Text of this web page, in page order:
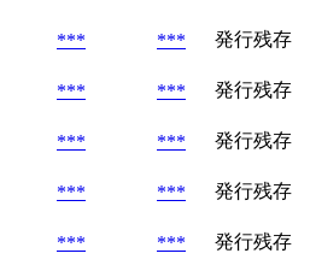
*** ***
発行残存
*** ***
発行残存
*** ***
発行残存
*** ***
発行残存
*** ***
発行残存